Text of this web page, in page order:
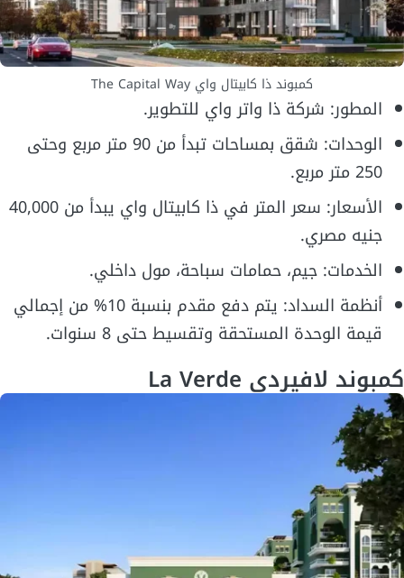
كمبوند ذا كابيتال واي The Capital Way
المطور: شركة ذا واتر واي للتطوير.
الوحدات: شقق بمساحات تبدأ من 90 متر مربع وحتى
250 متر مربع.
الأسعار: سعر المتر في ذا كابيتال واي يبدأ من 40,000
جنيه مصري.
الخدمات: جيم، حمامات سباحة، مول داخلي.
أنظمة السداد: يتم دفع مقدم بنسبة 10% من إجمالي
قيمة الوحدة المستحقة وتقسيط حتى 8 سنوات.
كمبوند لافيردي La Verde